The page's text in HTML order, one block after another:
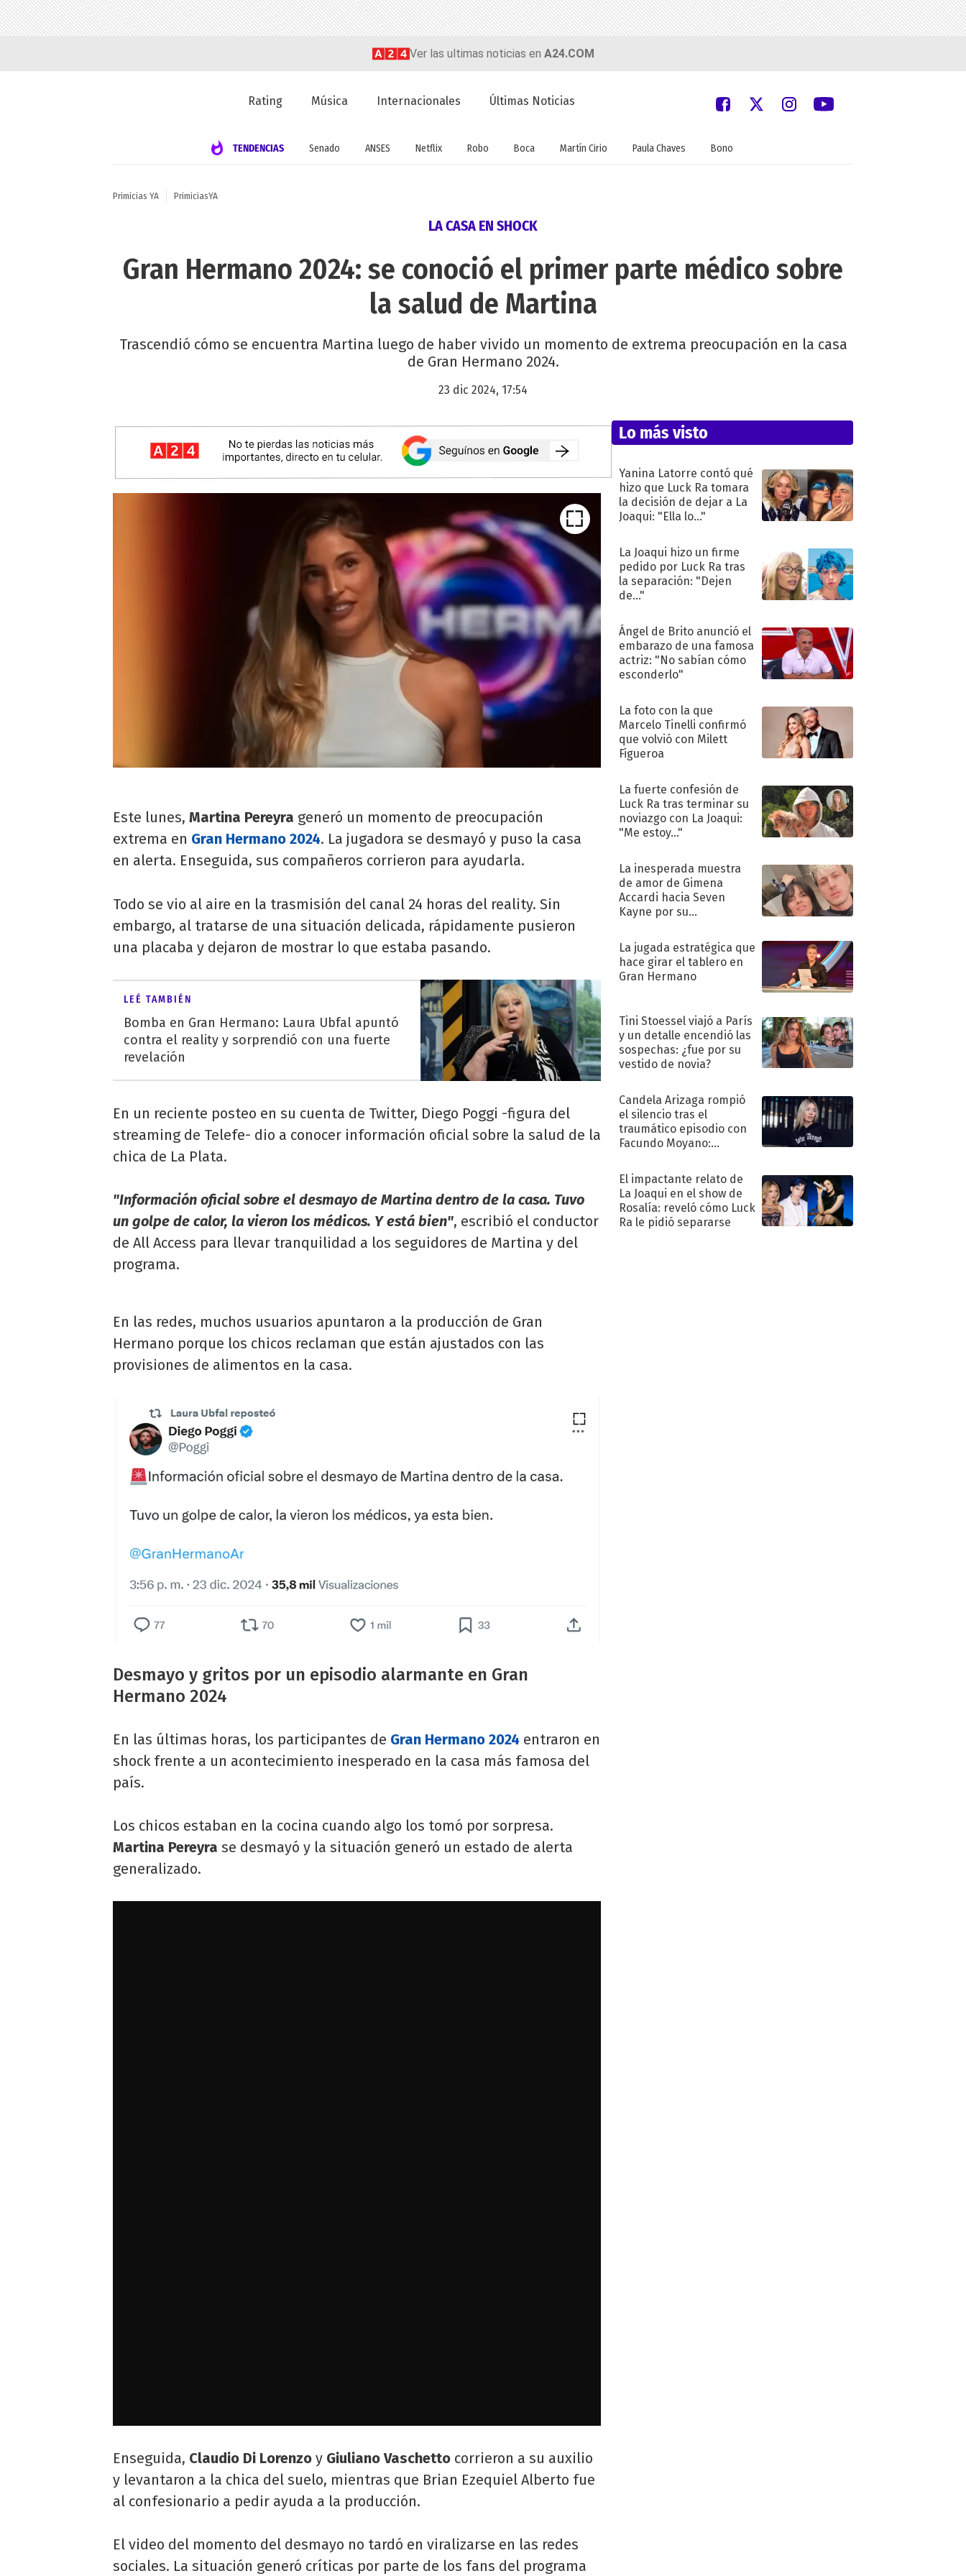
Ver las ultimas noticias en A24.COM
Rating Música Internacionales Últimas Noticias
TENDENCIAS Senado ANSES Netflix Robo Boca Martín Cirio Paula Chaves Bono
Primicias YA PrimiciasYA
LA CASA EN SHOCK
Gran Hermano 2024: se conoció el primer parte médico sobre
la salud de Martina
Trascendió cómo se encuentra Martina luego de haber vivido un momento de extrema preocupación en la casa
de Gran Hermano 2024.
23 dic 2024, 17:54
Este lunes, Martina Pereyra generó un momento de preocupación
extrema en Gran Hermano 2024. La jugadora se desmayó y puso la casa
en alerta. Enseguida, sus compañeros corrieron para ayudarla.
Todo se vio al aire en la trasmisión del canal 24 horas del reality. Sin
embargo, al tratarse de una situación delicada, rápidamente pusieron
una placaba y dejaron de mostrar lo que estaba pasando.
LEÉ TAMBIÉN
Bomba en Gran Hermano: Laura Ubfal apuntó
contra el reality y sorprendió con una fuerte
revelación
En un reciente posteo en su cuenta de Twitter, Diego Poggi -figura del
streaming de Telefe- dio a conocer información oficial sobre la salud de la
chica de La Plata.
"Información oficial sobre el desmayo de Martina dentro de la casa. Tuvo
un golpe de calor, la vieron los médicos. Y está bien", escribió el conductor
de All Access para llevar tranquilidad a los seguidores de Martina y del
programa.
En las redes, muchos usuarios apuntaron a la producción de Gran
Hermano porque los chicos reclaman que están ajustados con las
provisiones de alimentos en la casa.
Desmayo y gritos por un episodio alarmante en Gran
Hermano 2024
En las últimas horas, los participantes de Gran Hermano 2024 entraron en
shock frente a un acontecimiento inesperado en la casa más famosa del
país.
Los chicos estaban en la cocina cuando algo los tomó por sorpresa.
Martina Pereyra se desmayó y la situación generó un estado de alerta
generalizado.
Enseguida, Claudio Di Lorenzo y Giuliano Vaschetto corrieron a su auxilio
y levantaron a la chica del suelo, mientras que Brian Ezequiel Alberto fue
al confesionario a pedir ayuda a la producción.
El video del momento del desmayo no tardó en viralizarse en las redes
sociales. La situación generó críticas por parte de los fans del programa
Lo más visto
Yanina Latorre contó qué
hizo que Luck Ra tomara
la decisión de dejar a La
Joaqui: "Ella lo..."
La Joaqui hizo un firme
pedido por Luck Ra tras
la separación: "Dejen
de..."
Ángel de Brito anunció el
embarazo de una famosa
actriz: "No sabían cómo
esconderlo"
La foto con la que
Marcelo Tinelli confirmó
que volvió con Milett
Figueroa
La fuerte confesión de
Luck Ra tras terminar su
noviazgo con La Joaqui:
"Me estoy..."
La inesperada muestra
de amor de Gimena
Accardi hacia Seven
Kayne por su
La jugada estratégica que
hace girar el tablero en
Gran Hermano
Tini Stoessel viajó a París
y un detalle encendió las
sospechas: ¿fue por su
vestido de novia?
Candela Arizaga rompió
el silencio tras el
traumático episodio con
Facundo Moyano:
El impactante relato de
La Joaqui en el show de
Rosalía: reveló cómo Luck
Ra le pidió separarse